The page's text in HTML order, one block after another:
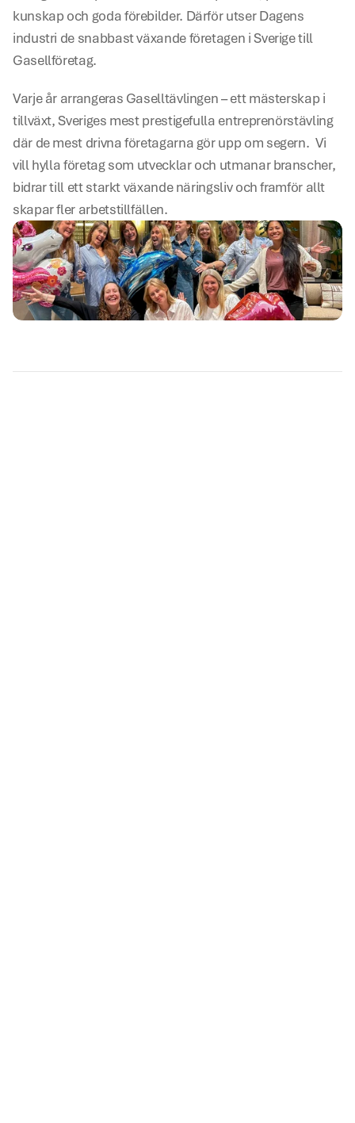
kunskap och goda förebilder. Därför utser Dagens
industri de snabbast växande företagen i Sverige till
Gasellföretag.
Varje år arrangeras Gaselltävlingen – ett mästerskap i
tillväxt, Sveriges mest prestigefulla entreprenörstävling
där de mest drivna företagarna gör upp om segern.  Vi
vill hylla företag som utvecklar och utmanar branscher,
bidrar till ett starkt växande näringsliv och framför allt
skapar fler arbetstillfällen.